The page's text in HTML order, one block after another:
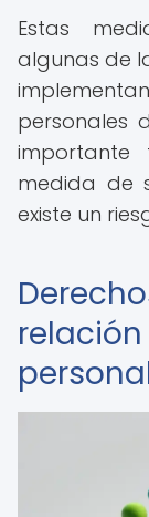
Estas
algunas de
personales
importante
medida de
existe un